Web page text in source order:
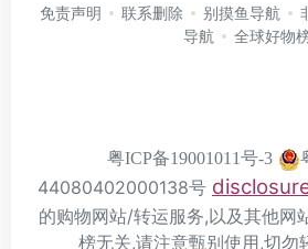
免责声明 联系删除 别摸鱼导航
导航
全球好物
粤ICP备19001011号-3
44080402000138号
的购物网站/转运服务,以及其他网
榜无关,请注意甄别使用,切勿